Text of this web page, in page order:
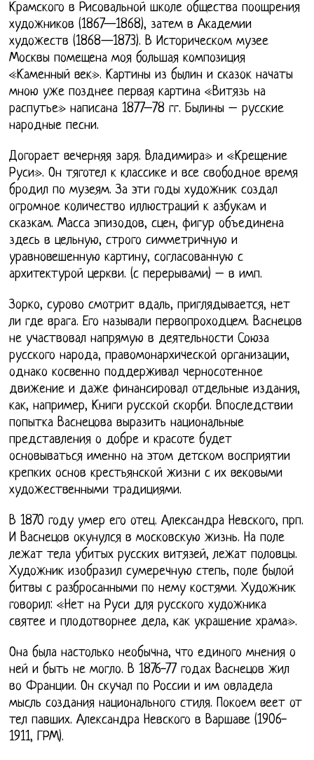
Крамского в Рисовальной школе общества поощрения
художников (1867—1868), затем в Академии
художеств (1868—1873). В Историческом музее
Москвы помещена моя большая композиция
«Каменный век». Картины из былин и сказок начаты
мною уже позднее первая картина «Витязь на
распутье» написана 1877–78 гг. Былины – русские
народные песни.
Догорает вечерняя заря. Владимира» и «Крещение
Руси». Он тяготел к классике и все свободное время
бродил по музеям. За эти годы художник создал
огромное количество иллюстраций к азбукам и
сказкам. Масса эпизодов, сцен, фигур объединена
здесь в цельную, строго симметричную и
уравновешенную картину, согласованную с
архитектурой церкви. (с перерывами) – в имп.
Зорко, сурово смотрит вдаль, приглядывается, нет
ли где врага. Его называли первопроходцем. Васнецов
не участвовал напрямую в деятельности Союза
русского народа, правомонархической организации,
однако косвенно поддерживал черносотенное
движение и даже финансировал отдельные издания,
как, например, Книги русской скорби. Впоследствии
попытка Васнецова выразить национальные
представления о добре и красоте будет
основываться именно на этом детском восприятии
крепких основ крестьянской жизни с их вековыми
художественными традициями.
В 1870 году умер его отец. Александра Невского, прп.
И Васнецов окунулся в московскую жизнь. На поле
лежат тела убитых русских витязей, лежат половцы.
Художник изобразил сумеречную степь, поле былой
битвы с разбросанными по нему костями. Художник
говорил: «Нет на Руси для русского художника
святее и плодотворнее дела, как украшение храма».
Она была настолько необычна, что единого мнения о
ней и быть не могло. В 1876-77 годах Васнецов жил
во Франции. Он скучал по России и им овладела
мысль создания национального стиля. Покоем веет от
тел павших. Александра Невского в Варшаве (1906-
1911, ГРМ).